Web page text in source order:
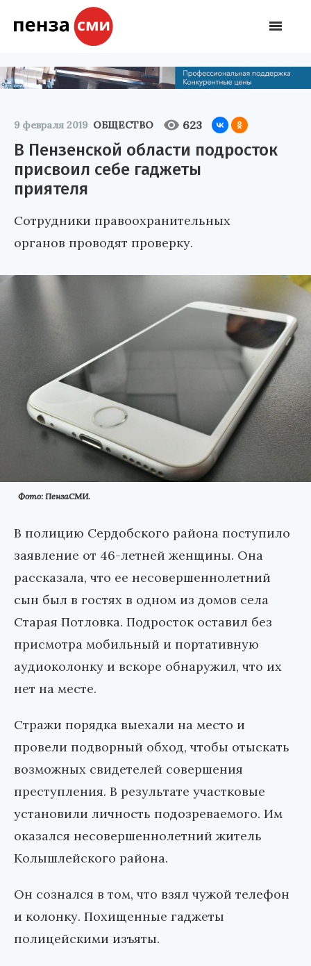
9 февраля 2019 ОБЩЕСТВО 623
В Пензенской области подросток
присвоил себе гаджеты
приятеля
Сотрудники правоохранительных
органов проводят проверку.
Фото: ПензаСМИ.
В полицию Сердобского района поступило
заявление от 46-летней женщины. Она
рассказала, что ее несовершеннолетний
сын был в гостях в одном из домов села
Старая Потловка. Подросток оставил без
присмотра мобильный и портативную
аудиоколонку и вскоре обнаружил, что их
нет на месте.
Стражи порядка выехали на место и
провели подворный обход, чтобы отыскать
возможных свидетелей совершения
преступления. В результате участковые
установили личность подозреваемого. Им
оказался несовершеннолетний житель
Колышлейского района.
Он сознался в том, что взял чужой телефон
и колонку. Похищенные гаджеты
полицейскими изъяты.